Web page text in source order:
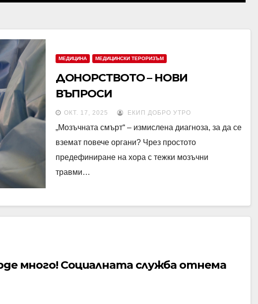
МЕДИЦИНА МЕДИЦИНСКИ ТЕРОРИЗЪМ
ДОНОРСТВОТО – НОВИ
ВЪПРОСИ
ОКТ. 17, 2025 ЕКИП ДОБРО УТРО
„Мозъчната смърт“ – измислена диагноза, за да се
вземат повече органи? Чрез простото
предефиниране на хора с тежки мозъчни
травми…
много! Социалната служба отнема